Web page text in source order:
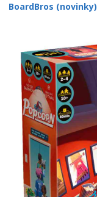
BoardBros (novinky)